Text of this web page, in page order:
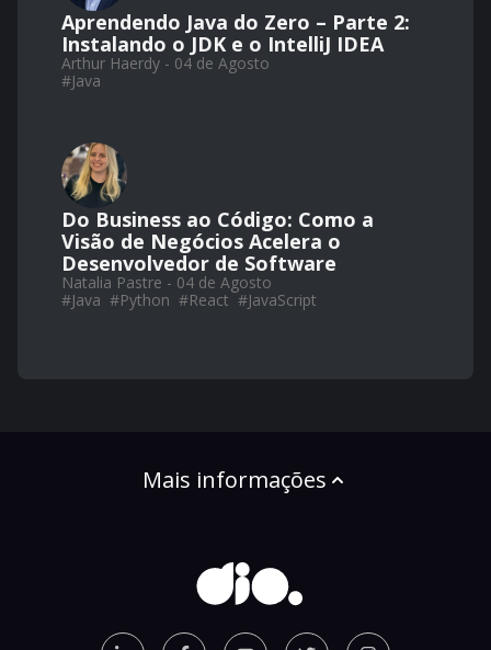
Aprendendo Java do Zero – Parte 2:
Instalando o JDK e o IntelliJ IDEA
Arthur Haerdy - 04 de Agosto
#Java
Do Business ao Código: Como a
Visão de Negócios Acelera o
Desenvolvedor de Software
Natalia Pastre - 04 de Agosto
#Java #Python #React #JavaScript
Mais informações